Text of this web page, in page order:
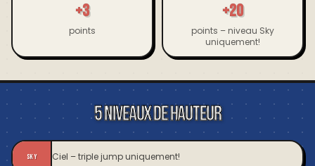
+3
points
+20
points – niveau Sky
uniquement!
5 NIVEAUX DE HAUTEUR
SKY Ciel – triple jump uniquement!